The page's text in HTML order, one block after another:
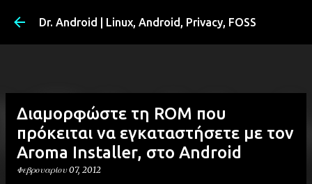
Μετάβαση στο κύριο περιεχόμενο
Dr. Android | Linux, Android, Privacy, FOSS
Διαμορφώστε τη ROM που
πρόκειται να εγκαταστήσετε με τον
Aroma Installer, στο Android
Φεβρουαρίου 07, 2012